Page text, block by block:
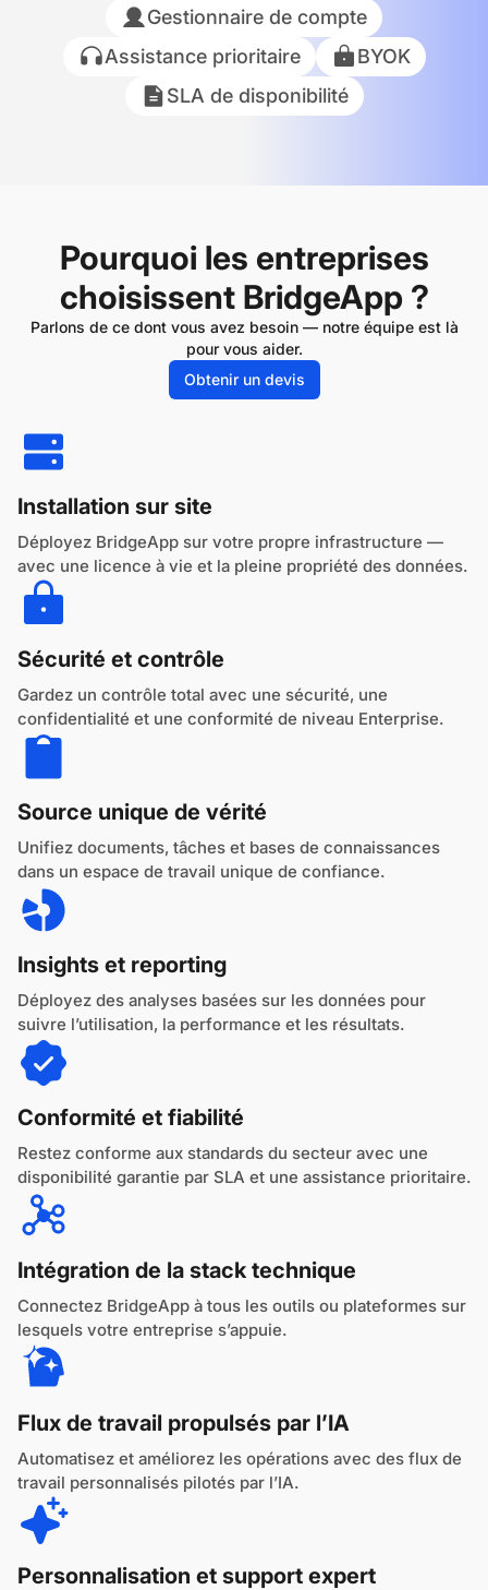
Gestionnaire de compte
Assistance prioritaire
BYOK
SLA de disponibilité
Pourquoi les entreprises
choisissent BridgeApp ?
Parlons de ce dont vous avez besoin — notre équipe est là
pour vous aider.
Obtenir un devis
Installation sur site
Déployez BridgeApp sur votre propre infrastructure —
avec une licence à vie et la pleine propriété des données.
Sécurité et contrôle
Gardez un contrôle total avec une sécurité, une
confidentialité et une conformité de niveau Enterprise.
Source unique de vérité
Unifiez documents, tâches et bases de connaissances
dans un espace de travail unique de confiance.
Insights et reporting
Déployez des analyses basées sur les données pour
suivre l’utilisation, la performance et les résultats.
Conformité et fiabilité
Restez conforme aux standards du secteur avec une
disponibilité garantie par SLA et une assistance prioritaire.
Intégration de la stack technique
Connectez BridgeApp à tous les outils ou plateformes sur
lesquels votre entreprise s’appuie.
Flux de travail propulsés par l’IA
Automatisez et améliorez les opérations avec des flux de
travail personnalisés pilotés par l’IA.
Personnalisation et support expert